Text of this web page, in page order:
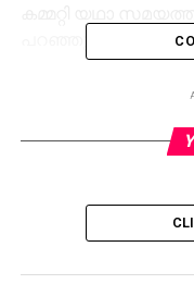
മധുരത്തിന്റെ
സ്വയം തുഴഞ്ഞ്